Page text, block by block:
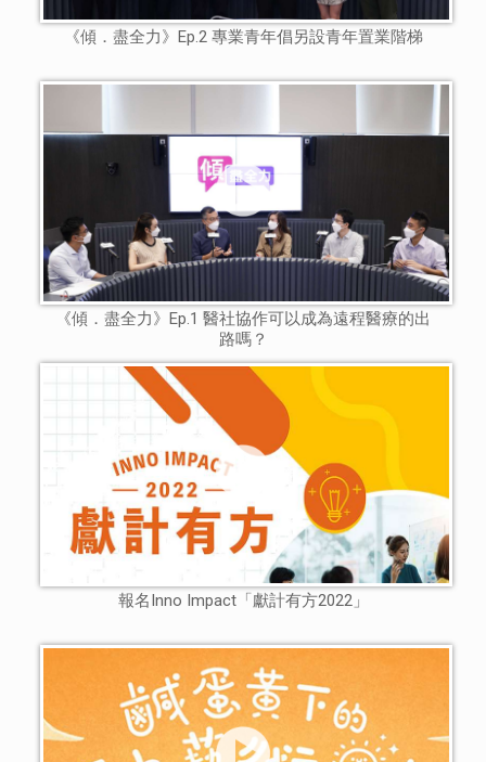
《傾．盡全力》Ep.2 專業青年倡另設青年置業階梯
《傾．盡全力》Ep.1 醫社協作可以成為遠程醫療的出
路嗎？
報名Inno Impact「獻計有方2022」